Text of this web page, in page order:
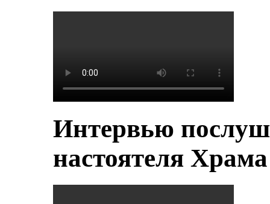
Интервью
настоятеля